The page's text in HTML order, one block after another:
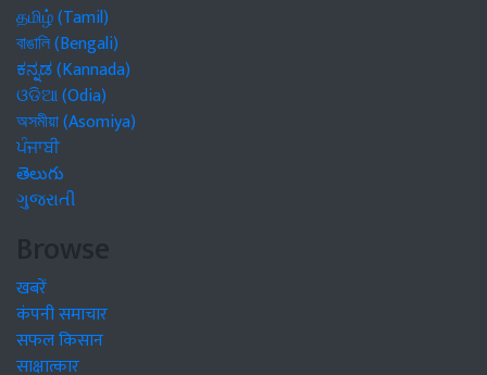
தமிழ் (Tamil)
বাঙালি (Bengali)
ಕನ್ನಡ (Kannada)
ଓଡିଆ (Odia)
অসমীয়া (Asomiya)
ਪੰਜਾਬੀ
తెలుగు
ગુજરાતી
Browse
खबरें
कंपनी समाचार
सफल किसान
साक्षात्कार